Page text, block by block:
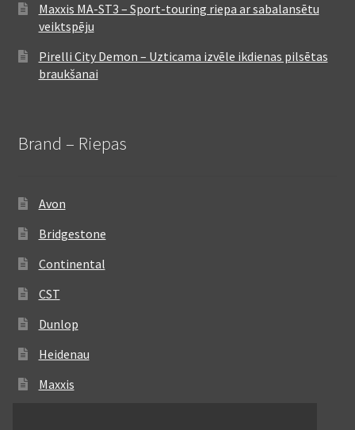
Maxxis MA-ST3 – Sport-touring riepa ar sabalansētu
veiktspēju
Pirelli City Demon – Uzticama izvēle ikdienas pilsētas
braukšanai
Brand – Riepas
Avon
Bridgestone
Continental
CST
Dunlop
Heidenau
Maxxis